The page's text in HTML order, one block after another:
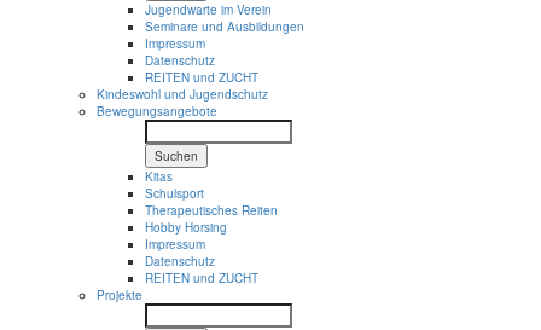
Jugendwarte im Verein
Seminare und Ausbildungen
Impressum
Datenschutz
REITEN und ZUCHT
Kindeswohl und Jugendschutz
Bewegungsangebote
Suchen
Kitas
Schulsport
Therapeutisches Reiten
Hobby Horsing
Impressum
Datenschutz
REITEN und ZUCHT
Projekte